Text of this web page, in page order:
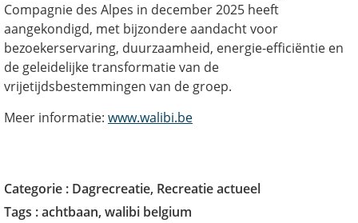
Compagnie des Alpes in december 2025 heeft
aangekondigd, met bijzondere aandacht voor
bezoekerservaring, duurzaamheid, energie-efficiëntie en
de geleidelijke transformatie van de
vrijetijdsbestemmingen van de groep.
Meer informatie: www.walibi.be
Categorie : Dagrecreatie, Recreatie actueel
Tags :achtbaan, walibi belgium